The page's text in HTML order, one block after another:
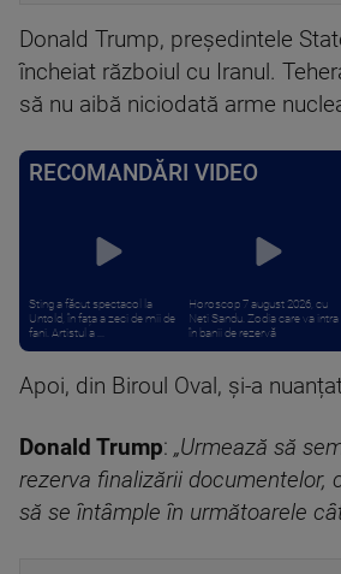
Donald Trump, președintele
încheiat războiul cu Iranul.
să nu aibă niciodată arme
RECOMANDĂRI VIDEO
Sting a făcut spectacol la
Untold, în fața a zeci de mii de
fani. Artistul a ...
Horoscop 7 august 2026, cu
Neti Sandu. Zodia care va intra
în banii de rezervă
Apoi, din Biroul Oval, și-a
Donald Trump: „Urmează să
rezerva finalizării documentelor,
să se întâmple în următoarele